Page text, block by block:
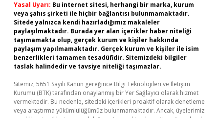
Yasal Uyarı: Bu internet sitesi, herhangi bir marka, kurum
veya şahıs şirketi ile hiçbir bağlantısı bulunmamaktadır.
Sitede yalnızca kendi hazırladığımız makaleler
paylaşılmaktadır. Burada yer alan içerikler haber niteliği
taşımamakta olup, gerçek kurum ve kişiler hakkında
paylaşım yapılmamaktadır. Gerçek kurum ve kişiler ile isim
benzerlikleri tamamen tesadüfidir. Sitemizdeki bilgiler
taslak halindedir ve tavsiye niteliği taşımazlar.
Sitemiz, 5651 Sayılı Kanun gereğince Bilgi Teknolojileri ve İletişim
Kurumu (BTK) tarafından onaylanmış bir Yer Sağlayıcı olarak hizmet
vermektedir. Bu nedenle, sitedeki içerikleri proaktif olarak denetleme
veya araştırma yükümlülüğümüz bulunmamaktadır. Ancak, üyelerimiz